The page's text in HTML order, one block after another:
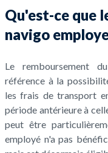
Qu'est-ce que
navigo
Le remboursement
référence à la
les frais de transport
période antérieure à
peut être
employé n'a pas